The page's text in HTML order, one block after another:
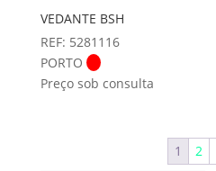
VEDANTE BSH
REF: 5281116
PORTO
Preço sob consulta
1 2